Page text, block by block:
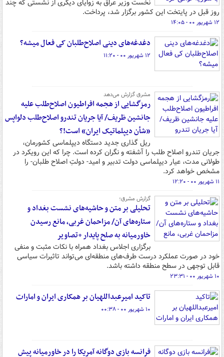
نخست وزیر عراق به زوایای دیگری از نشستی که چند
روز قبل در پایتخت این کشور برگزار شد، پرداخت.
۱۲ شهریور ۰۰ - ۱۴:۰۵
دغدغه‌های دینی اصلاح‌طلبان کی فعال میشه؟
۱۲ شهریور ۰۰ - ۱۱:۲۰
مشرق گزارش می‌دهد
رمزگشایی از هجمه افراطیون اصلاح‌طلب علیه
جانشین ظریف/ آیا جریان تندرو اصلاح‌طلب دلواپس
«شأن دیپلماتیک ایران» است!؟
ریل گذاری جدید دستگاه دیپلماسی کشورمان،
جریان تندرو اصلاح طلب را آشفته و نگران کرده است. چرا که این رویکرد در
طولانی مدت، عیار دیپلماسی دولت تدبیر و امید- دولتِ اصلاح طلبان- را
مشخص خواهد کرد.
۱۱ شهریور ۰۰ - ۱۲:۲۰
گزارش مشرق؛
تحلیلی بر متن و حاشیه‌های نشست بغداد و
ستاره‌های آن/ مزاحمان غربی، مانع رسیدن
خاورمیانه به صلح پایدار +تصاویر
برگزاری اجلاس بغداد همراه با نکات مثبت و منفی
خود در صورت عملکرد درست طرف‌های منطقه‌ای می‌تواند تاثیرات سیاسی
قابل توجهی در سطح منطقه داشته باشد.
۱۰ شهریور ۰۰ - ۲۳:۳۱
تاکید امیرعبداللهیان بر همکاری ایران و امارات
۱۰ شهریور ۰۰ - ۰۰:۳۸
فرانسه بازی دوگانه آمریکا را در خاورمیانه پیش